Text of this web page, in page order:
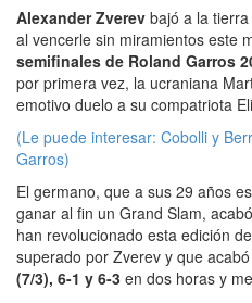
Alexander Zverev bajó a la
al vencerle sin miramientos este
semifinales de Roland Garros
por primera vez, la ucraniana
emotivo duelo a su compatriota
(Le puede interesar: Cobolli y
Garros)
El germano, que a sus 29 años
ganar al fin un Grand Slam,
han revolucionado esta edición
superado por Zverev y que
(7/3), 6-1 y 6-3 en dos horas y